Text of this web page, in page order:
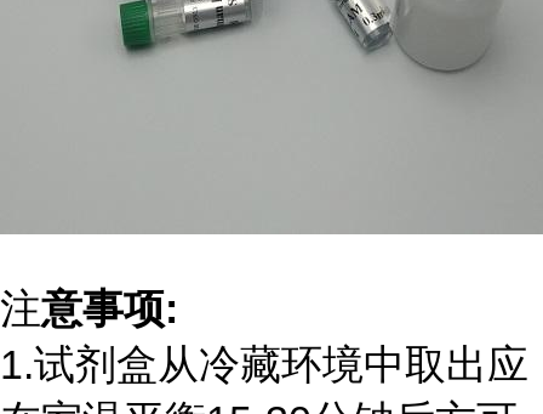
注意事项:
1.试剂盒从冷藏环境中取出应